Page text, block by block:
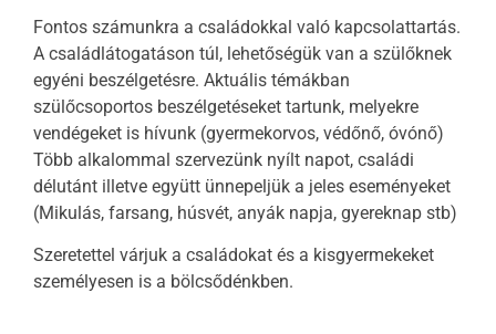
Fontos számunkra a családokkal való kapcsolattartás.
A családlátogatáson túl, lehetőségük van a szülőknek
egyéni beszélgetésre. Aktuális témákban
szülőcsoportos beszélgetéseket tartunk, melyekre
vendégeket is hívunk (gyermekorvos, védőnő, óvónő)
Több alkalommal szervezünk nyílt napot, családi
délutánt illetve együtt ünnepeljük a jeles eseményeket
(Mikulás, farsang, húsvét, anyák napja, gyereknap stb)
Szeretettel várjuk a családokat és a kisgyermekeket
személyesen is a bölcsődénkben.